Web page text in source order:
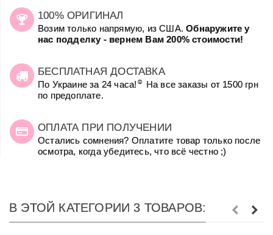
100% ОРИГИНАЛ
Возим только напрямую, из США.Обнаружите у
нас подделку - вернем Вам 200% стоимости!
БЕСПЛАТНАЯ ДОСТАВКА
По Украине за 24 часа! ☺
На все заказы от 1500 грн
по предоплате.
ОПЛАТА ПРИ ПОЛУЧЕНИИ
Остались сомнения? Оплатите товар только после
осмотра, когда убедитесь, что всё честно ;)
В ЭТОЙ КАТЕГОРИИ 3 ТОВАРОВ: